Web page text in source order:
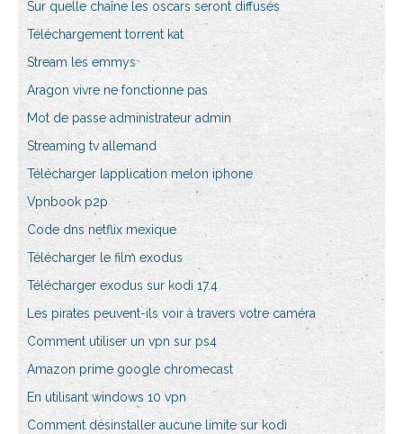
Sur quelle chaîne les oscars seront diffusés
Téléchargement torrent kat
Stream les emmys
Aragon vivre ne fonctionne pas
Mot de passe administrateur admin
Streaming tv allemand
Télécharger lapplication melon iphone
Vpnbook p2p
Code dns netflix mexique
Télécharger le film exodus
Télécharger exodus sur kodi 17.4
Les pirates peuvent-ils voir à travers votre caméra
Comment utiliser un vpn sur ps4
Amazon prime google chromecast
En utilisant windows 10 vpn
Comment désinstaller aucune limite sur kodi